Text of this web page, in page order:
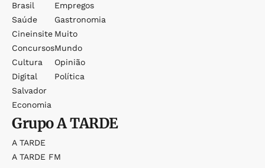
Brasil
Saúde
Cineinsite
Concursos
Cultura
Digital
Salvador
Economia
Empregos
Gastronomia
Muito
Mundo
Opinião
Política
GrupoA TARDE
A TARDE
A TARDE FM